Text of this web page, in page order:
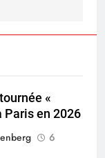
«
Paris en 2026
6